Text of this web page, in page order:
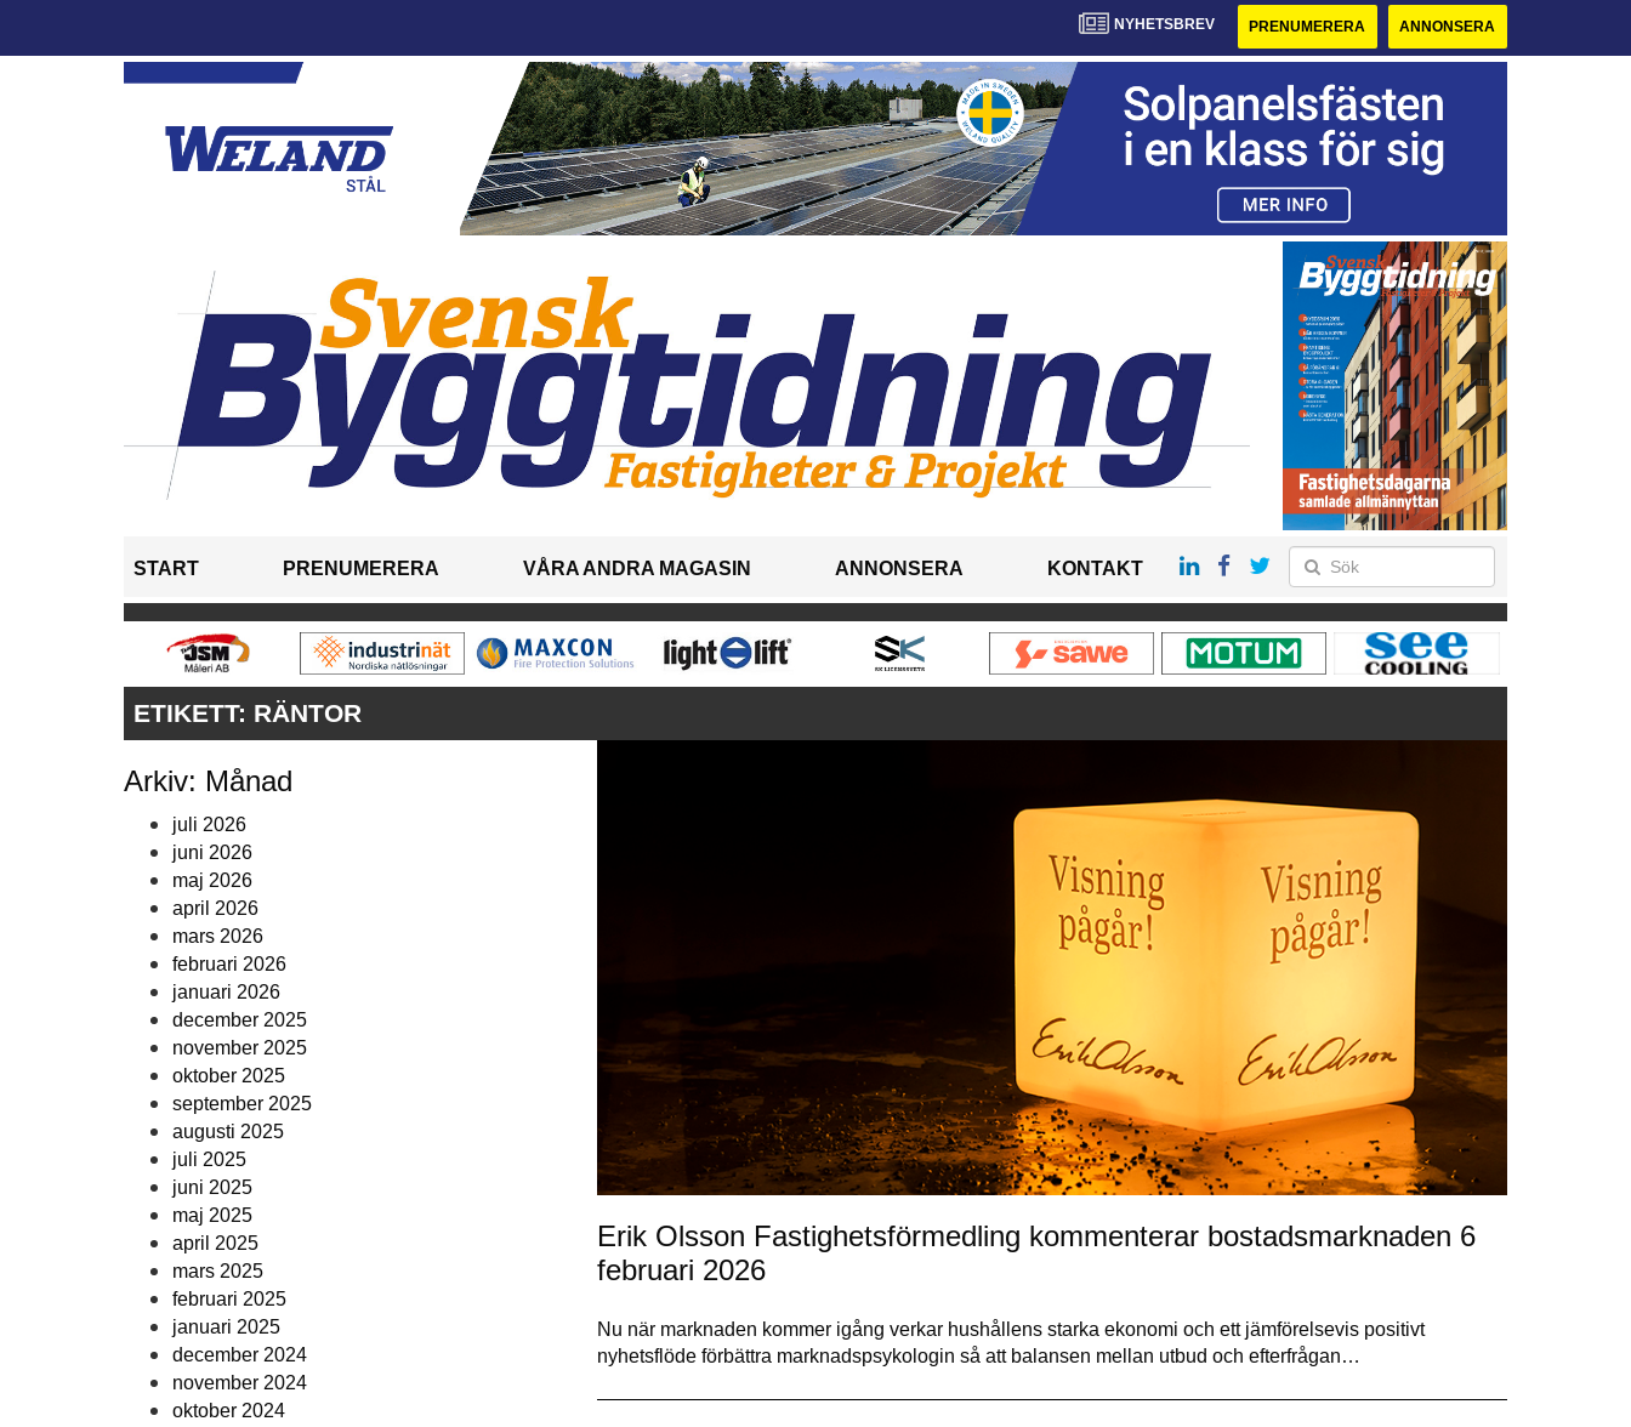
NYHETSBREV PRENUMERERA ANNONSERA
START PRENUMERERA VÅRA ANDRA MAGASIN ANNONSERA KONTAKT
ETIKETT: RÄNTOR
Arkiv: Månad
juli 2026
juni 2026
maj 2026
april 2026
mars 2026
februari 2026
januari 2026
december 2025
november 2025
oktober 2025
september 2025
augusti 2025
juli 2025
juni 2025
maj 2025
april 2025
mars 2025
februari 2025
januari 2025
december 2024
november 2024
oktober 2024
Erik Olsson Fastighetsförmedling kommenterar bostadsmarknaden 6
februari 2026
Nu när marknaden kommer igång verkar hushållens starka ekonomi och ett jämförelsevis positivt
nyhetsflöde förbättra marknadspsykologin så att balansen mellan utbud och efterfrågan…